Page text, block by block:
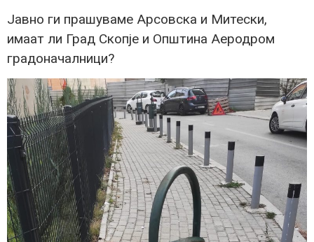
Јавно ги прашуваме Арсовска и Митески,
имаат ли Град Скопје и Општина Аеродром
градоначалници?